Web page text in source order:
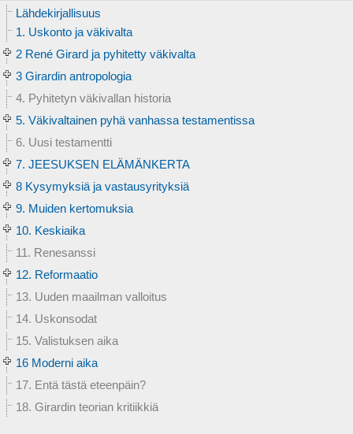
Lähdekirjallisuus
1. Uskonto ja väkivalta
2 René Girard ja pyhitetty väkivalta
3 Girardin antropologia
4. Pyhitetyn väkivallan historia
5. Väkivaltainen pyhä vanhassa testamentissa
6. Uusi testamentti
7. JEESUKSEN ELÄMÄNKERTA
8 Kysymyksiä ja vastausyrityksiä
9. Muiden kertomuksia
10. Keskiaika
11. Renesanssi
12. Reformaatio
13. Uuden maailman valloitus
14. Uskonsodat
15. Valistuksen aika
16 Moderni aika
17. Entä tästä eteenpäin?
18. Girardin teorian kritiikkiä